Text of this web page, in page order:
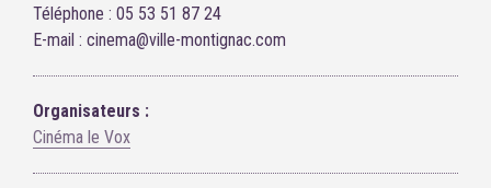
Téléphone : 05 53 51 87 24
E-mail : cinema@ville-montignac.com
Organisateurs :
Cinéma le Vox